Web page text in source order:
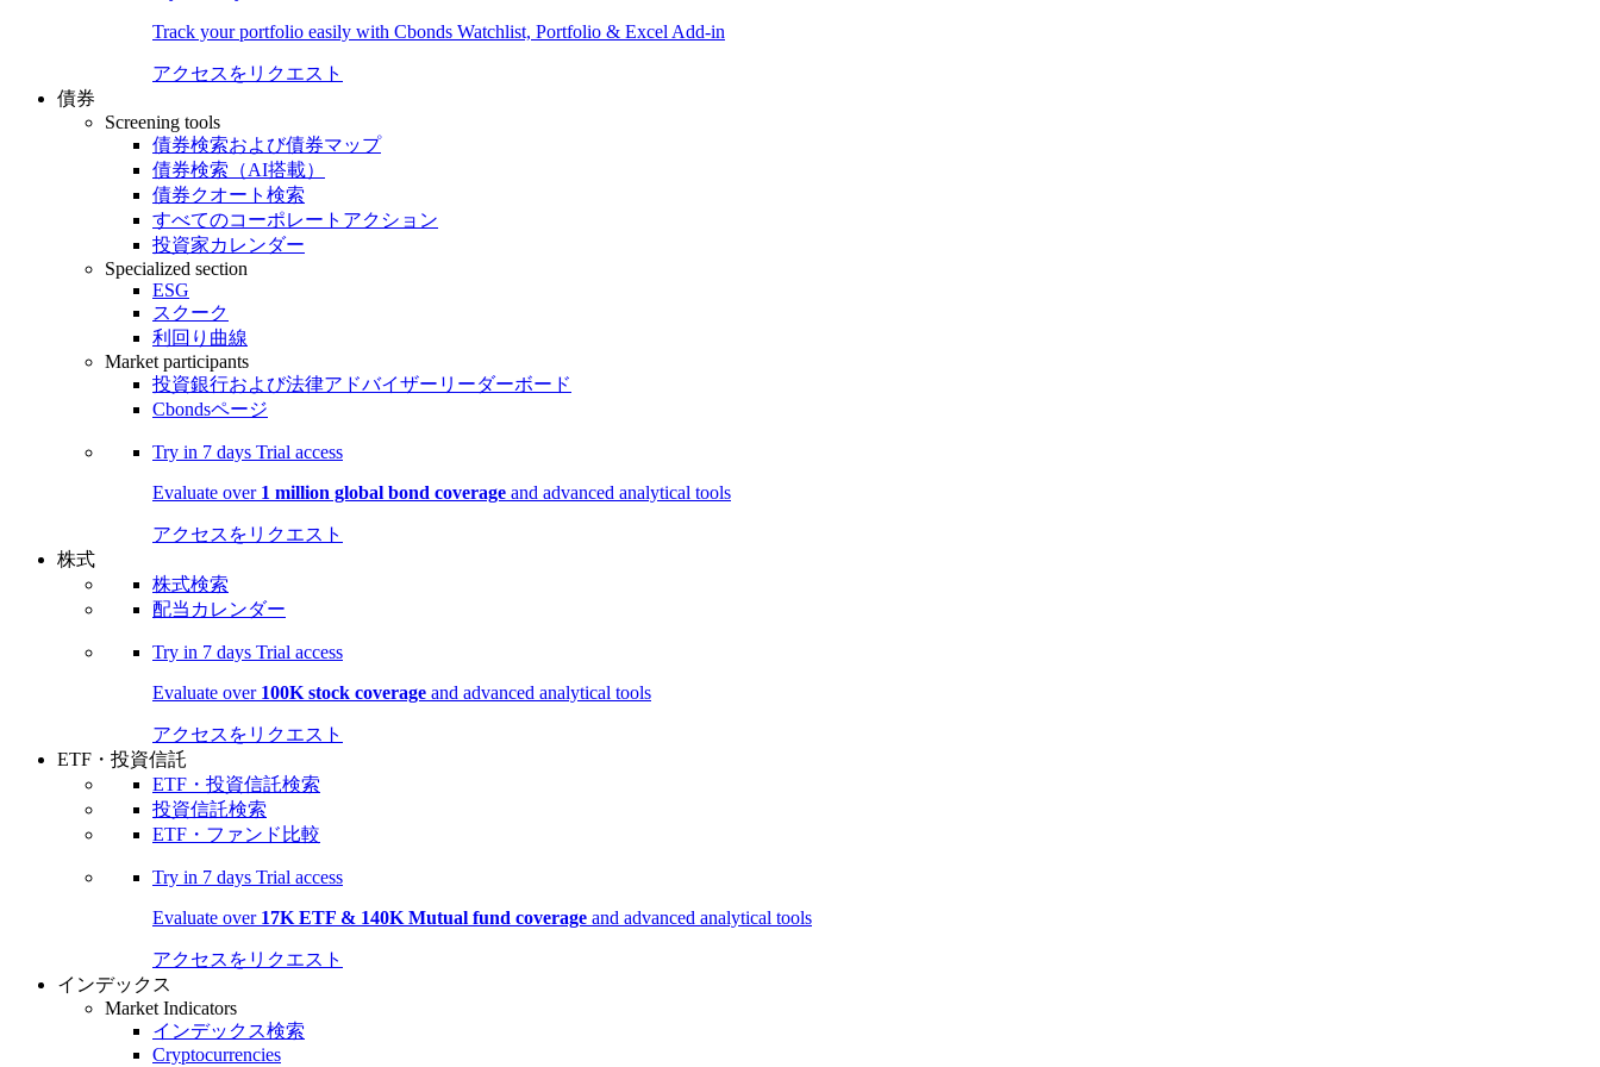
Track your portfolio easily with Cbonds Watchlist, Portfolio & Excel Add-in
アクセスをリクエスト
債券
Screening tools
債券検索および債券マップ
債券検索（AI搭載）
債券クオート検索
すべてのコーポレートアクション
投資家カレンダー
Specialized section
ESG
スクーク
利回り曲線
Market participants
投資銀行および法律アドバイザーリーダーボード
Cbondsページ
Try in 7 days Trial access
Evaluate over 1 million global bond coverage and advanced analytical tools
アクセスをリクエスト
株式
株式検索
配当カレンダー
Try in 7 days Trial access
Evaluate over 100K stock coverage and advanced analytical tools
アクセスをリクエスト
ETF・投資信託
ETF・投資信託検索
投資信託検索
ETF・ファンド比較
Try in 7 days Trial access
Evaluate over 17K ETF & 140K Mutual fund coverage and advanced analytical tools
アクセスをリクエスト
インデックス
Market Indicators
インデックス検索
Cryptocurrencies